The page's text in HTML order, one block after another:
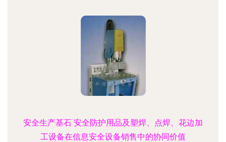
安全生产基石 安全防护用品及塑焊、点焊、花边加
工设备在信息安全设备销售中的协同价值